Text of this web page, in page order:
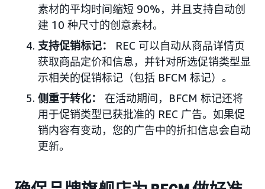
素材的平均时间缩短 90%，并且支持自动创
建 10 种尺寸的创意素材。
支持促销标记：
REC 可以自动从商品详情页
获取商品定价和信息，并针对所选促销类型显
示相关的促销标记（包括 BFCM 标记）。
侧重于转化：
在活动期间，BFCM 标记还将
用于促销类型已获批准的 REC 广告。如果促
销内容有变动，您的广告中的折扣信息会自动
更新。